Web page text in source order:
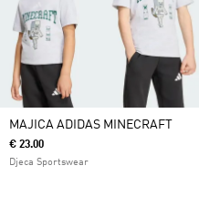
MAJICA ADIDAS MINECRAFT
€ 23.00
Djeca Sportswear